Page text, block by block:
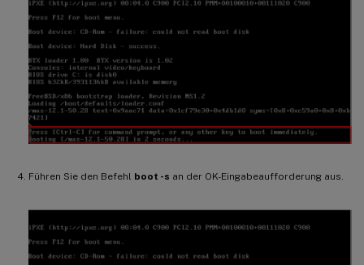
Führen Sie den Befehl boot -s an der OK-Eingabeaufforderung aus.